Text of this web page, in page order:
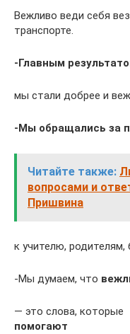
Вежливо веди себя
транспорте.
-Главным
мы стали добрее и
-Мы обращались за
Читайте также:
вопросами и
Пришвина
к учителю,
-Мы думаем, что
— это слова, которые
помогают